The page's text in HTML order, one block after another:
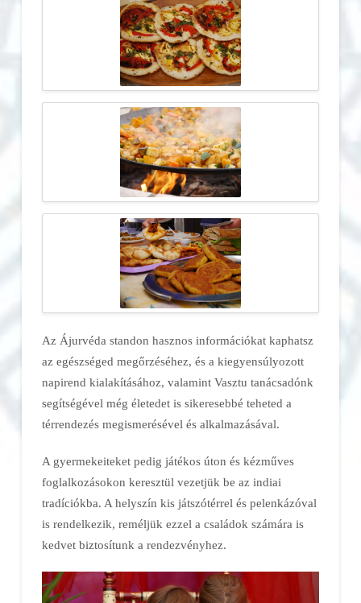
Az Ájurvéda standon hasznos információkat kaphatsz
az egészséged megőrzéséhez, és a kiegyensúlyozott
napirend kialakításához, valamint Vasztu tanácsadónk
segítségével még életedet is sikeresebbé teheted a
térrendezés megismerésével és alkalmazásával.
A gyermekeiteket pedig játékos úton és kézműves
foglalkozásokon keresztül vezetjük be az indiai
tradíciókba. A helyszín kis játszótérrel és pelenkázóval
is rendelkezik, reméljük ezzel a családok számára is
kedvet biztosítunk a rendezvényhez.